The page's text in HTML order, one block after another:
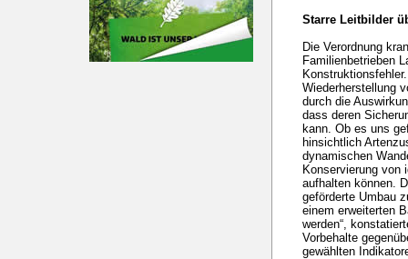
Starre Leitbilder
Die Verordnung
Familienbetrieben
Wiederherstellung
durch die
dass deren
kann. Ob es uns
hinsichtlich
dynamischen
Konservierung von
aufhalten können.
geförderte Umbau
einem erweiterten
werden“,
Vorbehalte
gewählten